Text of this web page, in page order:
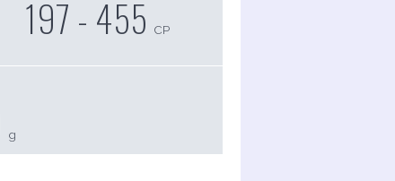
197 - 455 CP
g